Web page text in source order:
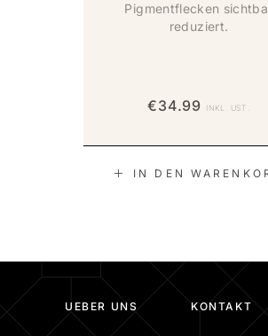
IN DEN
Pigmentflecken
reduziert.
€34.99 INKL. UST.
UEBER UNS KONTAKT